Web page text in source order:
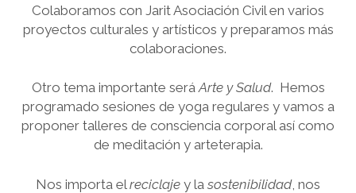
Colaboramos con Jarit Asociación Civil en varios
proyectos culturales y artísticos y preparamos más
colaboraciones.
Otro tema importante seráArte y Salud. Hemos
programado sesiones de yoga regulares y vamos a
proponer talleres de consciencia corporal así como
de meditación y arteterapia.
Nos importa el reciclaje y la sostenibilidad, nos